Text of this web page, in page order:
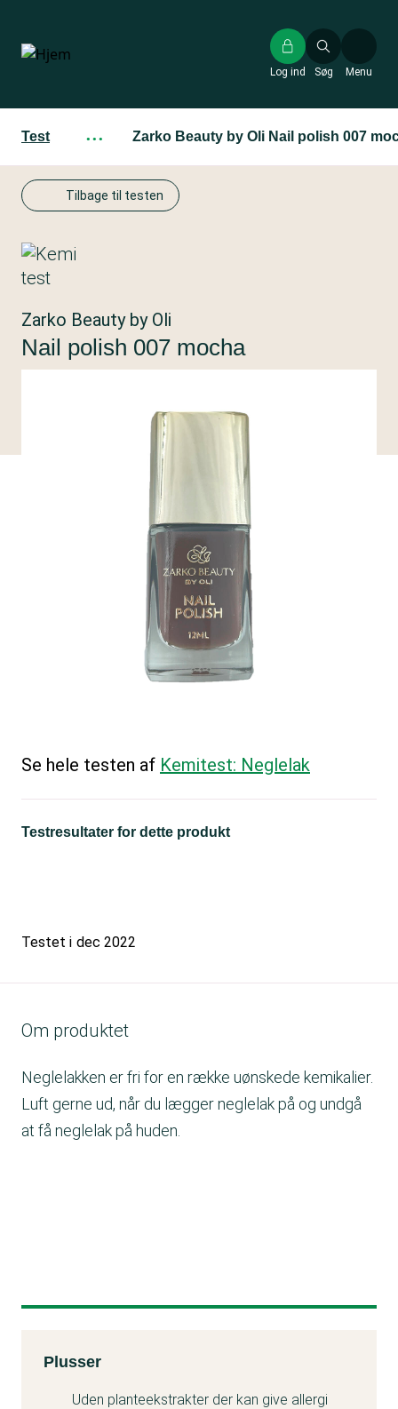
hovedindhold
Søg
Log ind Menu
Test ··· Zarko Beauty by Oli Nail polish 007
Tilbage til testen
Zarko Beauty by Oli
Nail polish 007 mocha
Se hele testen af Kemitest: Neglelak
Testresultater for dette produkt
Testet i dec 2022
Om produktet
Neglelakken er fri for en række uønskede kemikalier.
Luft gerne ud, når du lægger neglelak på og undgå
at få neglelak på huden.
Kemitest
Plusser
Uden planteekstrakter der kan give allergi